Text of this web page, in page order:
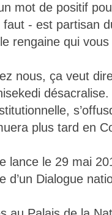
mot de positif
faut - est partisan
rengaine qui
nous, ça veut
désacralise.
plus tard en
lance le 29 mai
Dialogue